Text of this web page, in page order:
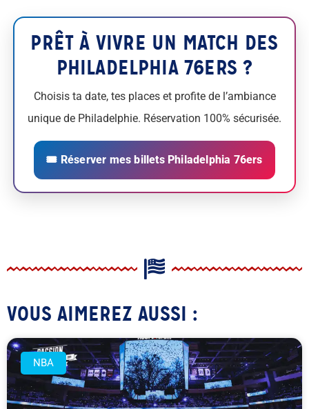
PRÊT À VIVRE UN MATCH DES
PHILADELPHIA 76ERS ?
Choisis ta date, tes places et profite de l’ambiance
unique de Philadelphie. Réservation 100% sécurisée.
🎟 Réserver mes billets Philadelphia 76ers
VOUS AIMEREZ AUSSI :
NBA